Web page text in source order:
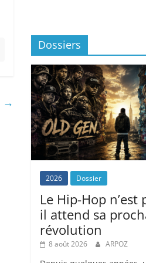
→
Dossiers
2026 Dossier
Le Hip-Hop n’est
il attend sa
révolution
8 août 2026 ARPOZ